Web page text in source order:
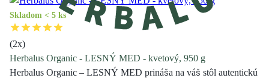
Skladom < 5 ks
(2x)
Herbalus Organic - LESNÝ MED - kvetový, 950 g
Herbalus Organic – LESNÝ MED prináša na váš stôl autentickú